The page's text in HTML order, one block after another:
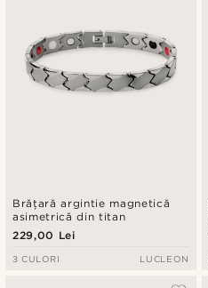
Brățară argintie magnetică
asimetrică din titan
229,00 Lei
3 CULORI LUCLEON